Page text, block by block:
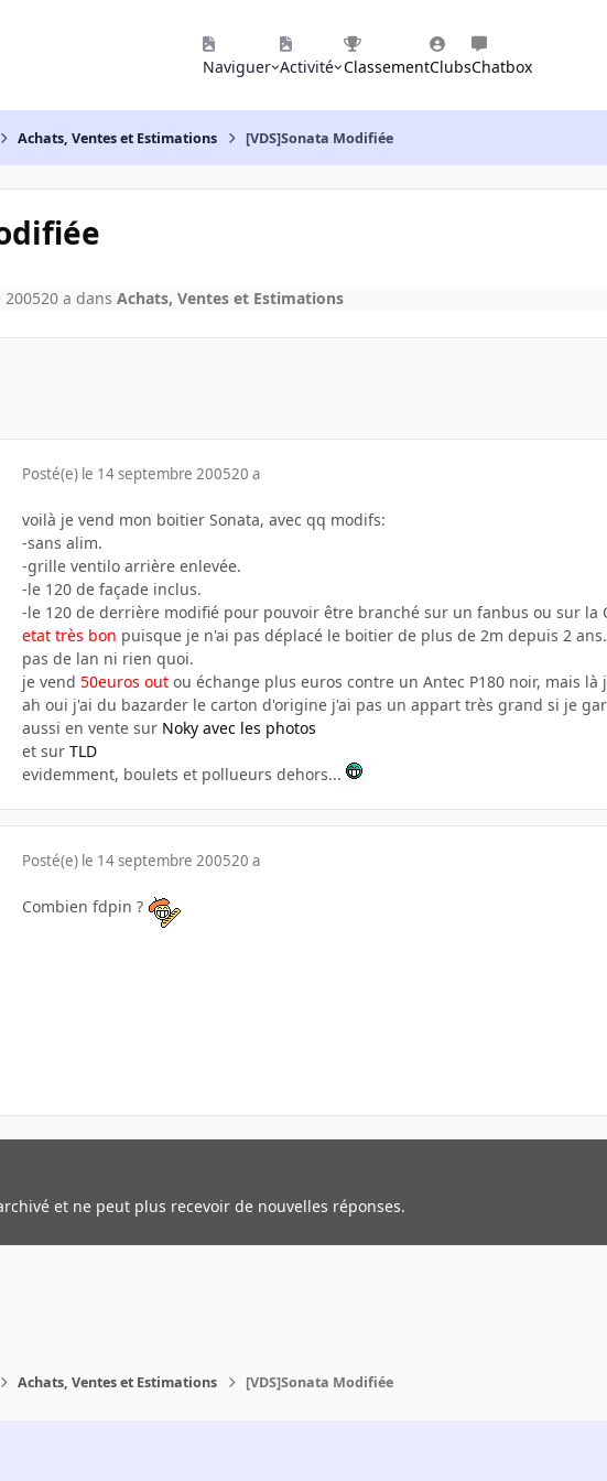
Naviguer Activité ClassementClubsChatbox
Achats, Ventes et Estimations [VDS]Sonata Modifiée
20 a dans Achats, Ventes et Estimations
Posté(e) le 14 septembre 200520 a
voilà je vend mon boitier Sonata, avec qq modifs:
-sans alim.
-grille ventilo arrière enlevée.
-le 120 de façade inclus.
-le 120 de derrière modifié pour pouvoir être branché sur un fanbus ou sur la
etat très bon puisque je n'ai pas déplacé le boitier de plus de 2m depuis 2 ans.
pas de lan ni rien quoi.
je vend 50euros out ou échange plus euros contre un Antec P180 noir, mais
ah oui j'ai du bazarder le carton d'origine j'ai pas un appart très grand si je
aussi en vente sur Noky avec les photos
et sur TLD
evidemment, boulets et pollueurs dehors...
Posté(e) le 14 septembre 200520 a
Combien fdpin ?
et ne peut plus recevoir de nouvelles réponses.
Achats, Ventes et Estimations [VDS]Sonata Modifiée